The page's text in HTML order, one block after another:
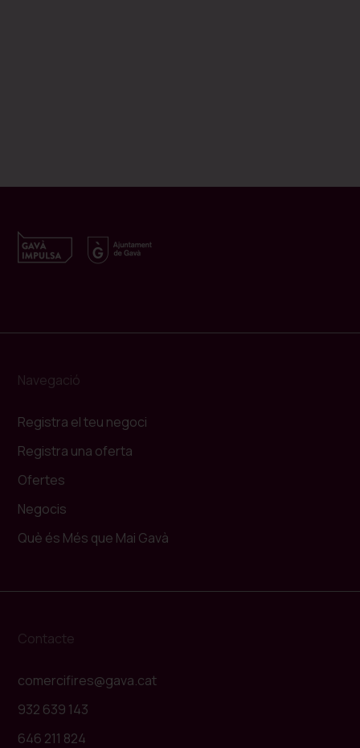
Navegació
Registra el teu negoci
Registra una oferta
Ofertes
Negocis
Què és Més que Mai Gavà
Contacte
comercifires@gava.cat
932 639 143
646 211 824